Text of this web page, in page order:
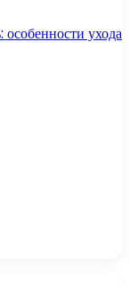
особенности ухода